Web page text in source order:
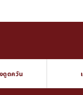
ดูดควัน